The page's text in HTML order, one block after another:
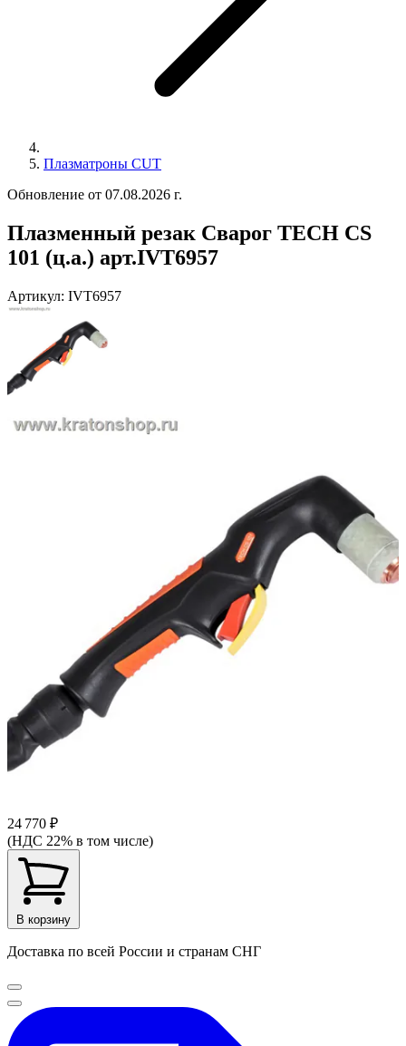
Плазматроны CUT
Обновление от 07.08.2026 г.
Плазменный резак Сварог TECH CS
101 (ц.а.) арт.IVT6957
Артикул: IVT6957
24 770 ₽
(НДС 22% в том числе)
В корзину
Доставка по всей России и странам СНГ